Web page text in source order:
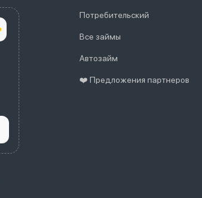
Потребительский
Все займы
Автозайм
❤️ Предложения партнеров